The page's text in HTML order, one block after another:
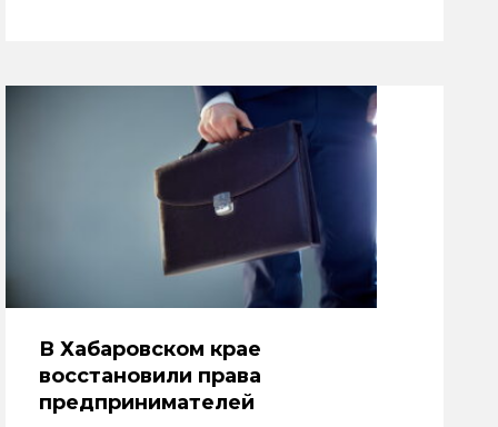
В Хабаровском крае
восстановили права
предпринимателей